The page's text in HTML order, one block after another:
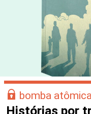
bomba atômica
Histórias por